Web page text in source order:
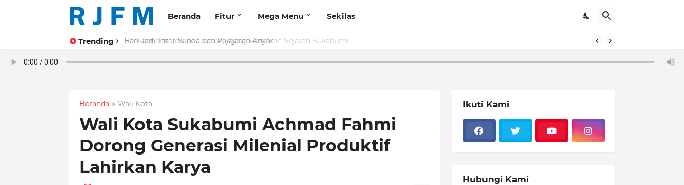
Beranda Fitur Mega Menu Sekilas
Trending Hari Jadi Tatar Sunda dan Pajajaran Anyar
Beranda Wali Kota
Wali Kota Sukabumi Achmad Fahmi
Dorong Generasi Milenial Produktif
Lahirkan Karya
Ikuti Kami
Hubungi Kami